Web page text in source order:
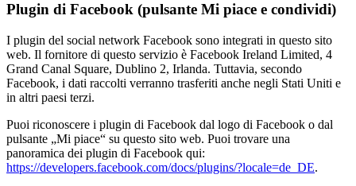
Plugin di Facebook (pulsante Mi piace e condividi)
I plugin del social network Facebook sono integrati in questo sito
web. Il fornitore di questo servizio è Facebook Ireland Limited, 4
Grand Canal Square, Dublino 2, Irlanda. Tuttavia, secondo
Facebook, i dati raccolti verranno trasferiti anche negli Stati Uniti e
in altri paesi terzi.
Puoi riconoscere i plugin di Facebook dal logo di Facebook o dal
pulsante „Mi piace“ su questo sito web. Puoi trovare una
panoramica dei plugin di Facebook qui:
https://developers.facebook.com/docs/plugins/?locale=de_DE.